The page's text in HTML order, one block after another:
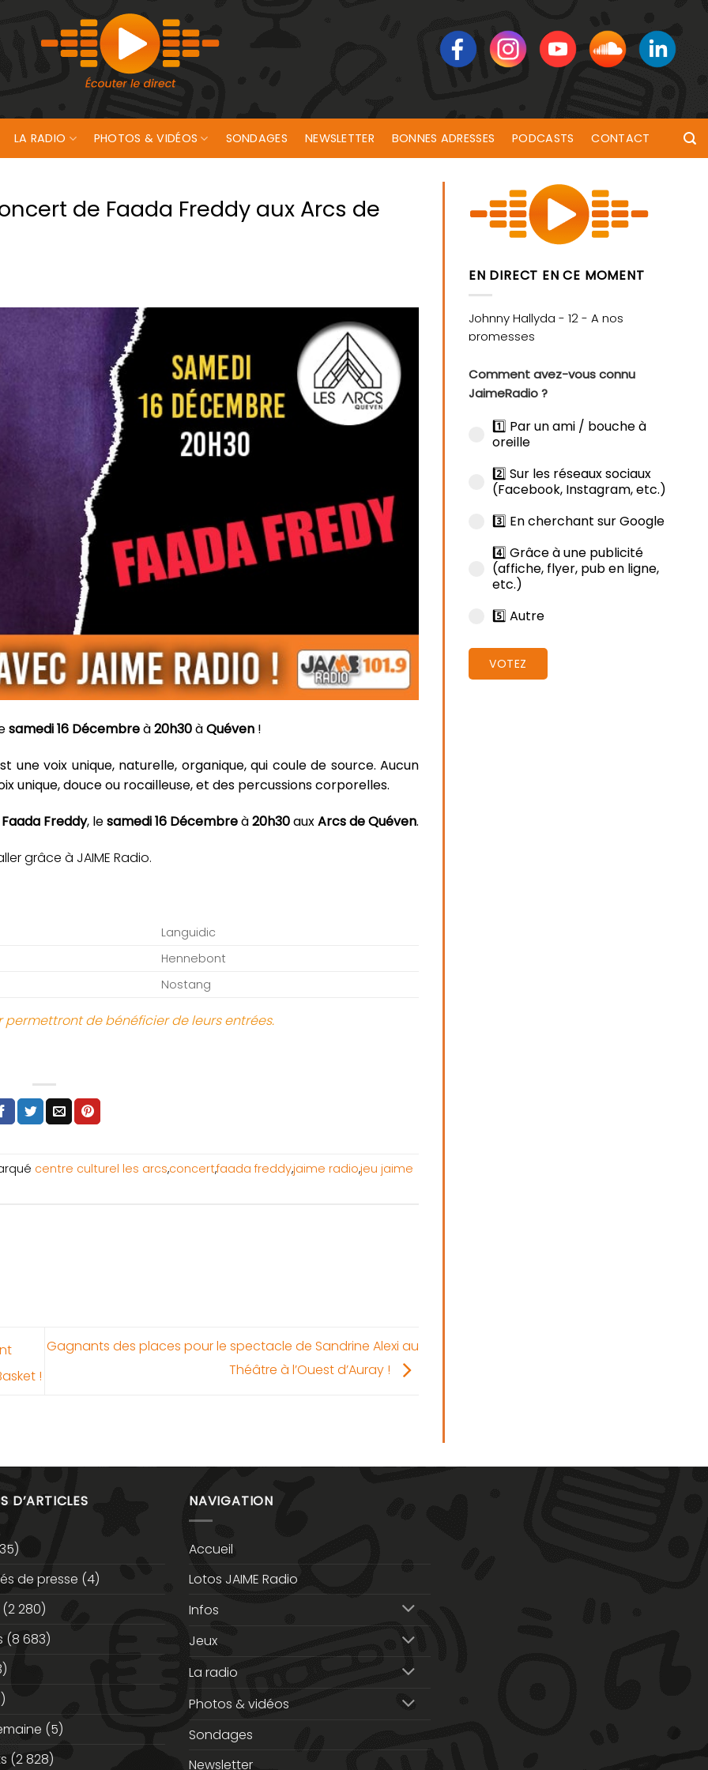
LA RADIO PHOTOS & VIDÉOS SONDAGES NEWSLETTER BONNES ADRESSES PODCASTS CONTACT
de Faada Freddy aux Arcs de
samedi 16 Décembreà20h30àQuéven !
une voix unique, naturelle, organique, qui coule de source. Aucun
unique, douce ou rocailleuse, et des percussions corporelles.
Faada Freddy, lesamedi 16 Décembreà20h30auxArcs de Quéven.
grâce à JAIME Radio.
Languidic
Hennebont
Nostang
de bénéficier de leurs entrées.
centre culturel les arcs,concert,faada freddy,jaime radio,jeu jaime
!
Gagnants des places pour le spectacle de Sandrine Alexi au
Théâtre à l’Ouest d’Auray !
EN DIRECT EN CE MOMENT
Comment avez-vous connu
JaimeRadio ?
1️⃣ Par un ami / bouche à
oreille
2️⃣ Sur les réseaux sociaux
(Facebook, Instagram, etc.)
3️⃣ En cherchant sur Google
4️⃣ Grâce à une publicité
(affiche, flyer, pub en ligne,
etc.)
5️⃣ Autre
VOTEZ
D’ARTICLES
de presse (4)
(2 280)
(8 683)
(5)
(2 828)
NAVIGATION
Accueil
Lotos JAIME Radio
Infos
Jeux
La radio
Photos & vidéos
Sondages
Newsletter